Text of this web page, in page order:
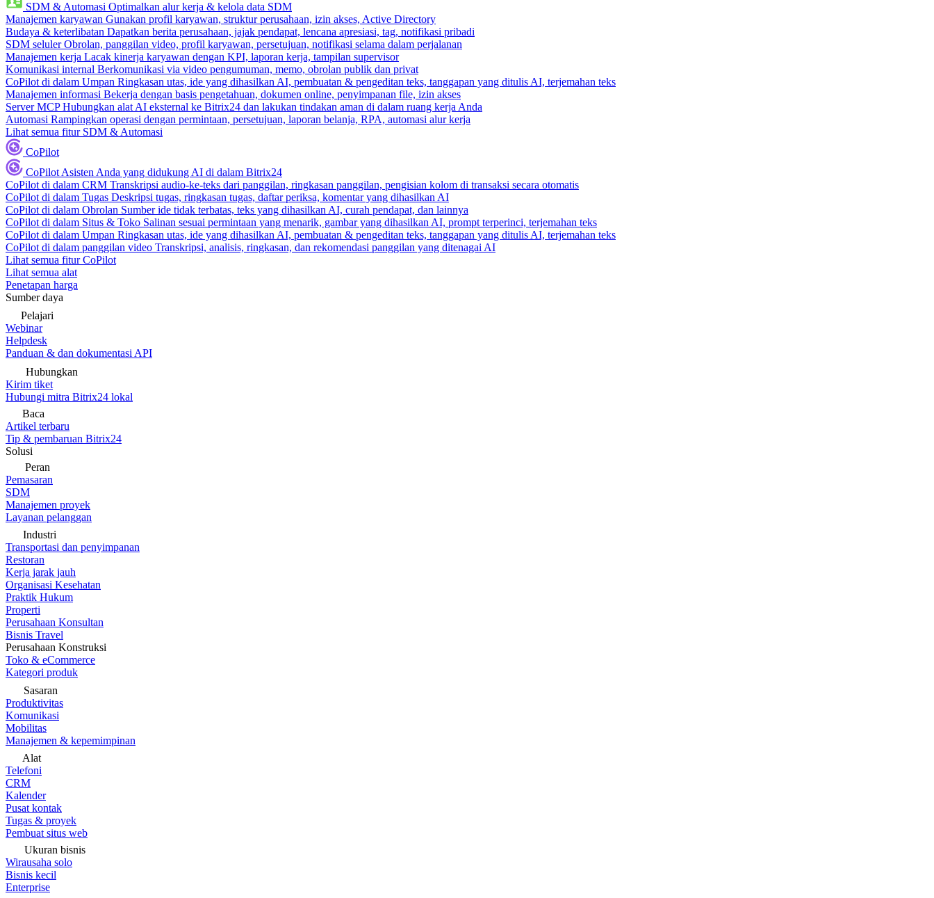
SDM & Automasi Optimalkan alur kerja & kelola data SDM
Manajemen karyawan Gunakan profil karyawan, struktur perusahaan, izin akses, Active Directory
Budaya & keterlibatan Dapatkan berita perusahaan, jajak pendapat, lencana apresiasi, tag, notifikasi pribadi
SDM seluler Obrolan, panggilan video, profil karyawan, persetujuan, notifikasi selama dalam perjalanan
Manajemen kerja Lacak kinerja karyawan dengan KPI, laporan kerja, tampilan supervisor
Komunikasi internal Berkomunikasi via video pengumuman, memo, obrolan publik dan privat
CoPilot di dalam Umpan Ringkasan utas, ide yang dihasilkan AI, pembuatan & pengeditan teks, tanggapan yang ditulis AI, terjemahan teks
Manajemen informasi Bekerja dengan basis pengetahuan, dokumen online, penyimpanan file, izin akses
Server MCP Hubungkan alat AI eksternal ke Bitrix24 dan lakukan tindakan aman di dalam ruang kerja Anda
Automasi Rampingkan operasi dengan permintaan, persetujuan, laporan belanja, RPA, automasi alur kerja
Lihat semua fitur SDM & Automasi
CoPilot
CoPilot Asisten Anda yang didukung AI di dalam Bitrix24
CoPilot di dalam CRM Transkripsi audio-ke-teks dari panggilan, ringkasan panggilan, pengisian kolom di transaksi secara otomatis
CoPilot di dalam Tugas Deskripsi tugas, ringkasan tugas, daftar periksa, komentar yang dihasilkan AI
CoPilot di dalam Obrolan Sumber ide tidak terbatas, teks yang dihasilkan AI, curah pendapat, dan lainnya
CoPilot di dalam Situs & Toko Salinan sesuai permintaan yang menarik, gambar yang dihasilkan AI, prompt terperinci, terjemahan teks
CoPilot di dalam Umpan Ringkasan utas, ide yang dihasilkan AI, pembuatan & pengeditan teks, tanggapan yang ditulis AI, terjemahan teks
CoPilot di dalam panggilan video Transkripsi, analisis, ringkasan, dan rekomendasi panggilan yang ditenagai AI
Lihat semua fitur CoPilot
Lihat semua alat
Penetapan harga
Sumber daya
Pelajari
Webinar
Helpdesk
Panduan & dan dokumentasi API
Hubungkan
Kirim tiket
Hubungi mitra Bitrix24 lokal
Baca
Artikel terbaru
Tip & pembaruan Bitrix24
Solusi
Peran
Pemasaran
SDM
Manajemen proyek
Layanan pelanggan
Industri
Transportasi dan penyimpanan
Restoran
Kerja jarak jauh
Organisasi Kesehatan
Praktik Hukum
Properti
Perusahaan Konsultan
Bisnis Travel
Perusahaan Konstruksi
Toko & eCommerce
Kategori produk
Sasaran
Produktivitas
Komunikasi
Mobilitas
Manajemen & kepemimpinan
Alat
Telefoni
CRM
Kalender
Pusat kontak
Tugas & proyek
Pembuat situs web
Ukuran bisnis
Wirausaha solo
Bisnis kecil
Enterprise